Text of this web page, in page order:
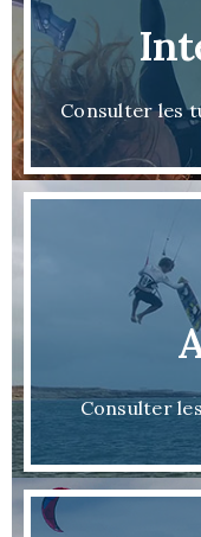
Consulter les
Consulter